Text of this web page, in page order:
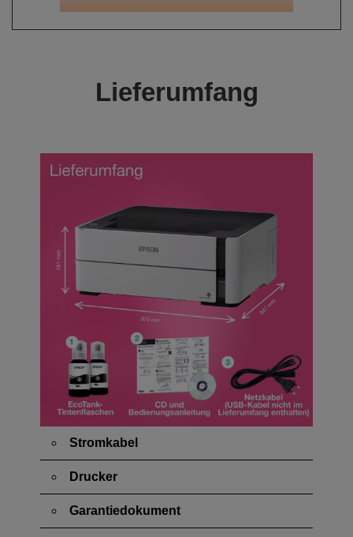
Lieferumfang
Stromkabel
Drucker
Garantiedokument